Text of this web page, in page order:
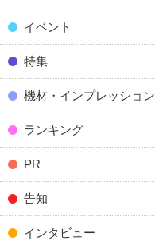
イベント
特集
機材・インプレッション
ランキング
PR
告知
インタビュー